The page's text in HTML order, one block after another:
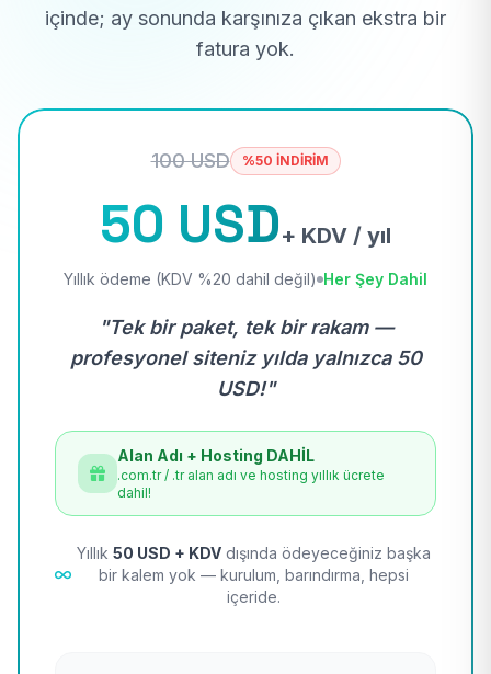
içinde; ay sonunda karşınıza çıkan ekstra bir
fatura yok.
100 USD %50 İNDİRİM
50 USD+ KDV / yıl
Yıllık ödeme (KDV %20 dahil değil) Her Şey Dahil
"Tek bir paket, tek bir rakam —
profesyonel siteniz yılda yalnızca 50
USD!"
Alan Adı + Hosting DAHİL
.com.tr / .tr alan adı ve hosting yıllık ücrete
dahil!
Yıllık 50 USD + KDV dışında ödeyeceğiniz başka
bir kalem yok — kurulum, barındırma, hepsi
içeride.